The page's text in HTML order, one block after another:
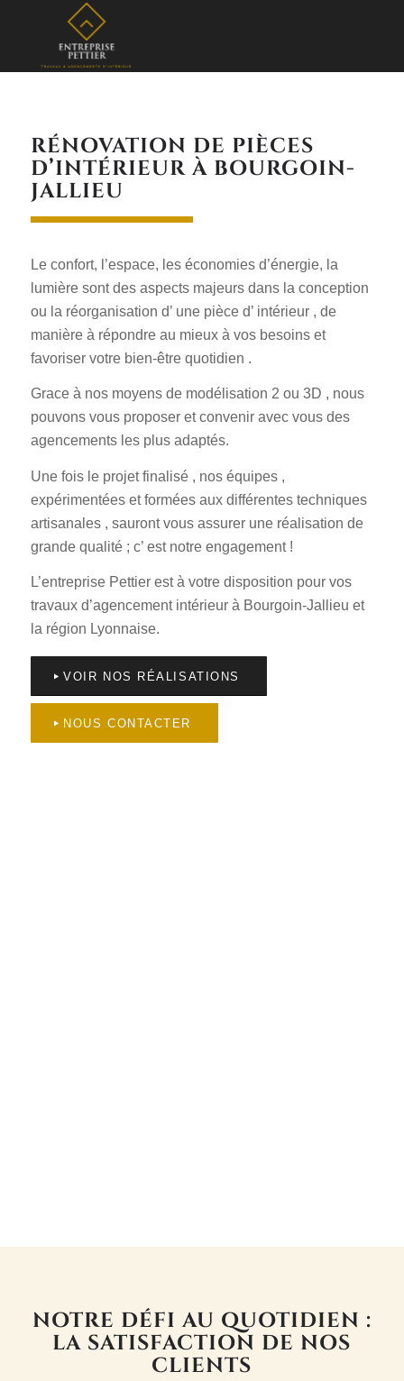
RÉNOVATION DE PIÈCES
D’INTÉRIEUR À BOURGOIN-
JALLIEU
Le confort, l’espace, les économies d’énergie, la
lumière sont des aspects majeurs dans la conception
ou la réorganisation d’ une pièce d’ intérieur , de
manière à répondre au mieux à vos besoins et
favoriser votre bien-être quotidien .
Grace à nos moyens de modélisation 2 ou 3D , nous
pouvons vous proposer et convenir avec vous des
agencements les plus adaptés.
Une fois le projet finalisé , nos équipes ,
expérimentées et formées aux différentes techniques
artisanales , sauront vous assurer une réalisation de
grande qualité ; c’ est notre engagement !
L’entreprise Pettier est à votre disposition pour vos
travaux d’agencement intérieur à Bourgoin-Jallieu et
la région Lyonnaise.
VOIR NOS RÉALISATIONS
NOUS CONTACTER
NOTRE DÉFI AU QUOTIDIEN :
LA SATISFACTION DE NOS
CLIENTS